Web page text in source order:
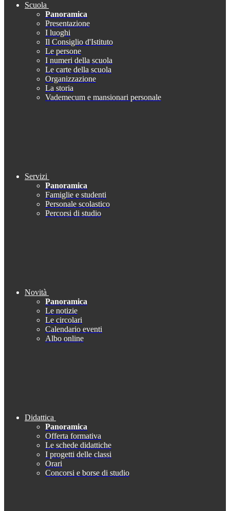
Scuola
Panoramica
Presentazione
I luoghi
Il Consiglio d'Istituto
Le persone
I numeri della scuola
Le carte della scuola
Organizzazione
La storia
Vademecum e mansionari personale
Servizi
Panoramica
Famiglie e studenti
Personale scolastico
Percorsi di studio
Novità
Panoramica
Le notizie
Le circolari
Calendario eventi
Albo online
Didattica
Panoramica
Offerta formativa
Le schede didattiche
I progetti delle classi
Orari
Concorsi e borse di studio